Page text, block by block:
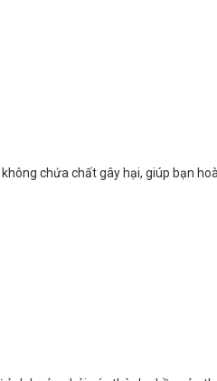
chứa chất gây hại, giúp bạn